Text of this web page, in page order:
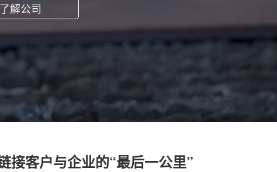
了解公司
接客户与企业的“最后一公里”